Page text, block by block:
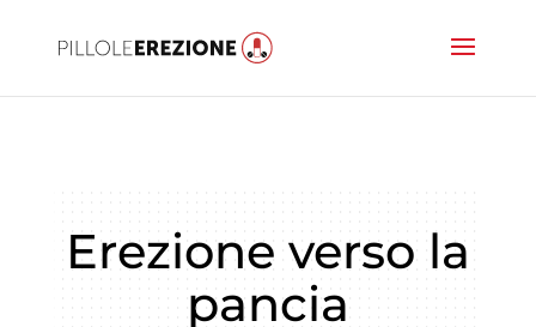
Erezione verso la
pancia